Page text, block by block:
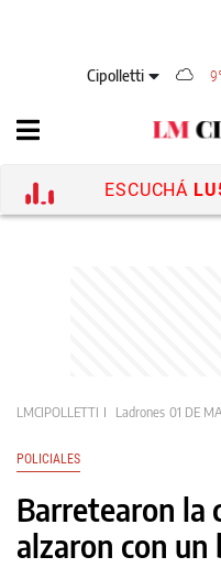
Cipolletti
ESCUCHÁ
LMCIPOLLETTI Ladrones 01 DE
POLICIALES
Barretearon la
alzaron con